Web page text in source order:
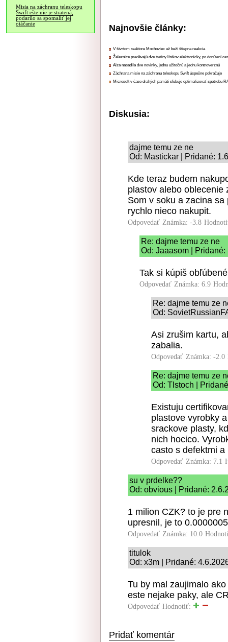
Misia na záchranu teleskopu
Swift ešte nie je stratená,
podarilo sa spomaliť jej
otáčanie
Najnovšie články:
V štvrtom reaktore Mochoviec už beží štiepna reakcia
Železnice predávajú dve tretiny lístkov elektronicky, po donútení
Alza nasadila dve novinky, jednu užitočnú a jednu kontroverznú
Záchrana misie na záchranu teleskopu Swift úspešne pokračuje
Microsoft v čase drahých pamätí sľubuje optimalizovať spotrebu
Diskusia:
dajme temu ze ne
Od: Mastickar | Pridané:
Kde teraz budem
plastov alebo oblecenie
Som v soku a zacina
rychlo nieco nakupit.
Odpovedať Známka: -3.8
Re: dajme temu ze ne
Od: Jaaasom |
Tak si kúpiš
Odpovedať Známka: 6.9
Re: dajme temu ze
Od:
Asi zrušim kartu,
zabalia.
Odpovedať Známka: -2.0
Re: dajme temu ze
Od: Tlstoch |
Existuju
plastove vyrobky
srackove plasty,
nich hocico.
casto s defektmi
Odpovedať Známka: 7.1
su v prdelke??
Od: obvious | Pridané:
1 milion CZK? to je pre
upresnil, je to
Odpovedať Známka: 10.0
titulok
Od: x3m | Pridané:
Tu by mal zaujimalo
este nejake paky, ale
Odpovedať Hodnotiť:
Pridať komentár